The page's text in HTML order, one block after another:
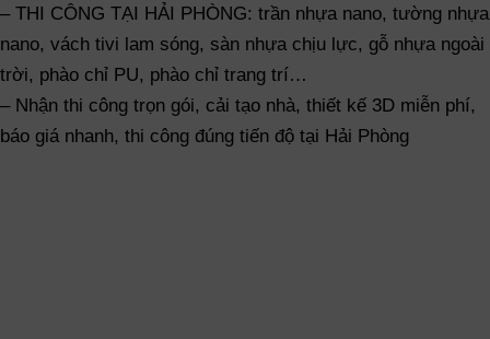
– THI CÔNG TẠI HẢI PHÒNG: trần nhựa nano, tường nhựa
nano, vách tivi lam sóng, sàn nhựa chịu lực, gỗ nhựa ngoài
trời, phào chỉ PU, phào chỉ trang trí…
– Nhận thi công trọn gói, cải tạo nhà, thiết kế 3D miễn phí,
báo giá nhanh, thi công đúng tiến độ tại Hải Phòng